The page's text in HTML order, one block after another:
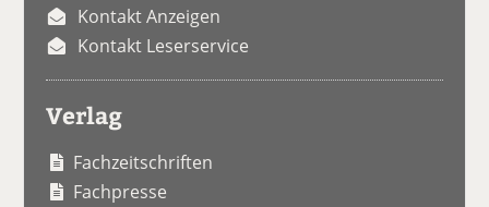
Kontakt Anzeigen
Kontakt Leserservice
Verlag
Fachzeitschriften
Fachpresse